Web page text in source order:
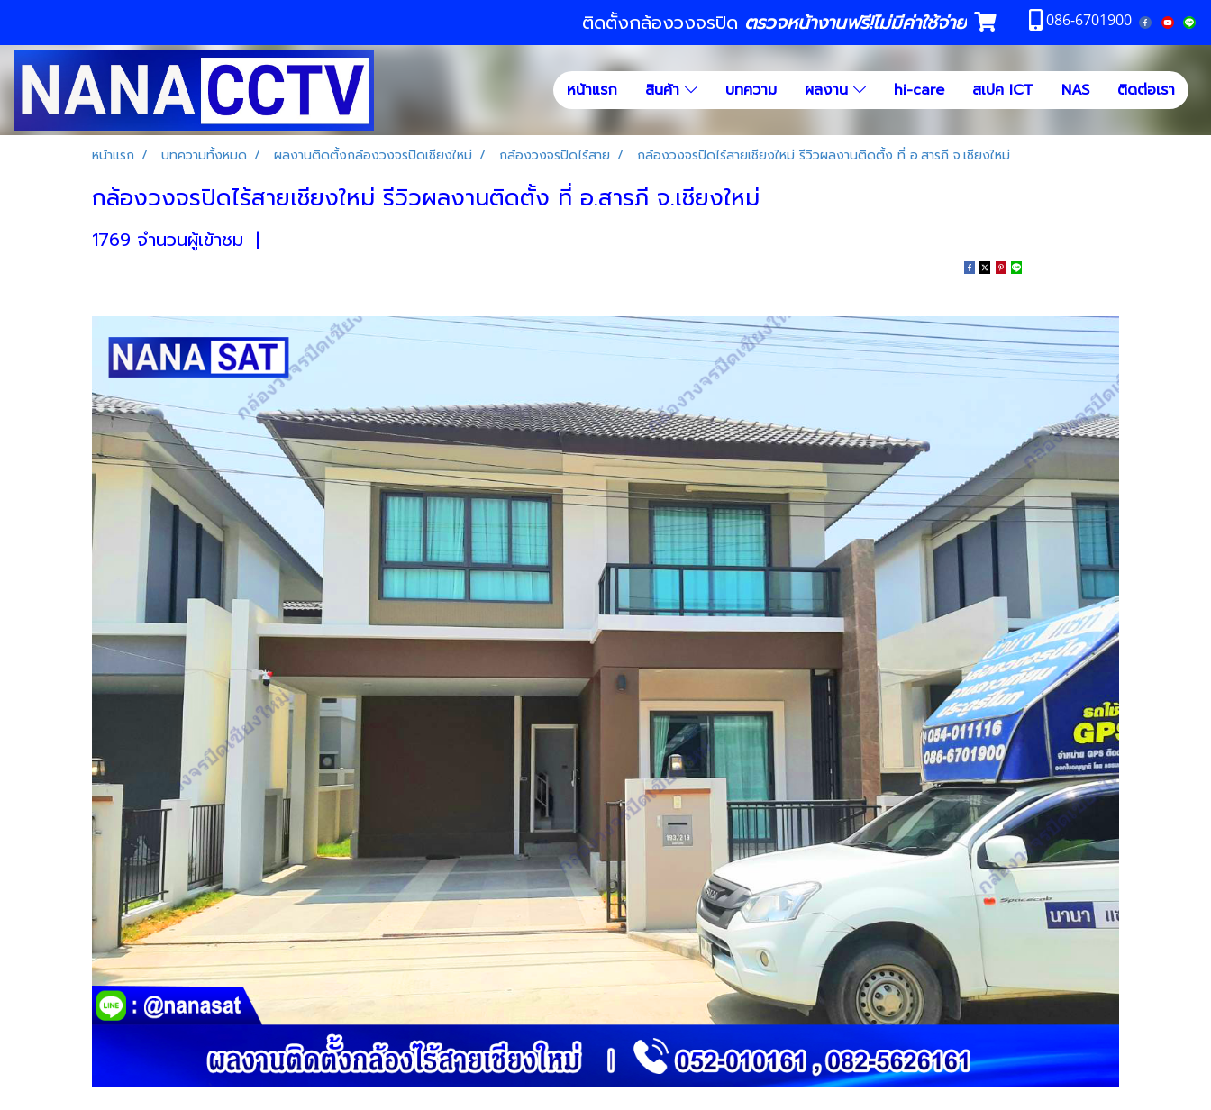
ติดตั้งกล้องวงจรปิด ตรวจหน้างานฟรี!ไม่มีค่าใช้จ่าย 086-6701900
หน้าแรก สินค้า บทความ ผลงาน hi-care สเปค ICT NAS ติดต่อเรา
หน้าแรก บทความทั้งหมด ผลงานติดตั้งกล้องวงจรปิดเชียงใหม่ กล้องวงจรปิดไร้สาย กล้องวงจรปิดไร้สายเชียงใหม่ รีวิวผลงานติดตั้ง ที่ อ.สารภี จ.เชียงใหม่
กล้องวงจรปิดไร้สายเชียงใหม่ รีวิวผลงานติดตั้ง ที่ อ.สารภี จ.เชียงใหม่
1769 จำนวนผู้เข้าชม |